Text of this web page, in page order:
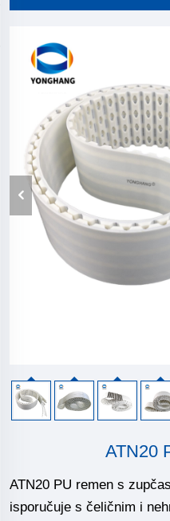
ATN20
ATN20 PU remen s
isporučuje s čeličnim i